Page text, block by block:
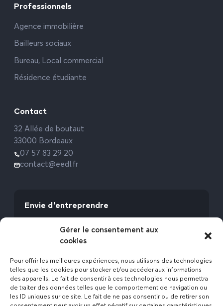
Gérer le consentement aux
cookies
Pour offrir les meilleures expériences, nous utilisons des technologies
telles que les cookies pour stocker et/ou accéder aux informations
des appareils. Le fait de consentir à ces technologies nous permettra
de traiter des données telles que le comportement de navigation ou
les ID uniques sur ce site. Le fait de ne pas consentir ou de retirer son
Professionnels
Agence immobilière
Bailleurs sociaux
Bureau, Local commercial
Résidence étudiante
Contact
32 Allée de boutaut
33000 Bordeaux
07 57 83 29 20
contact@eedl.fr
Envie d'entreprendre
avec l’Expert Etat des Lieux !
Rejoignez-nous